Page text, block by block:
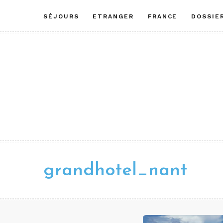
contenu
SÉJOURS ETRANGER FRANCE
grandhotel_nant